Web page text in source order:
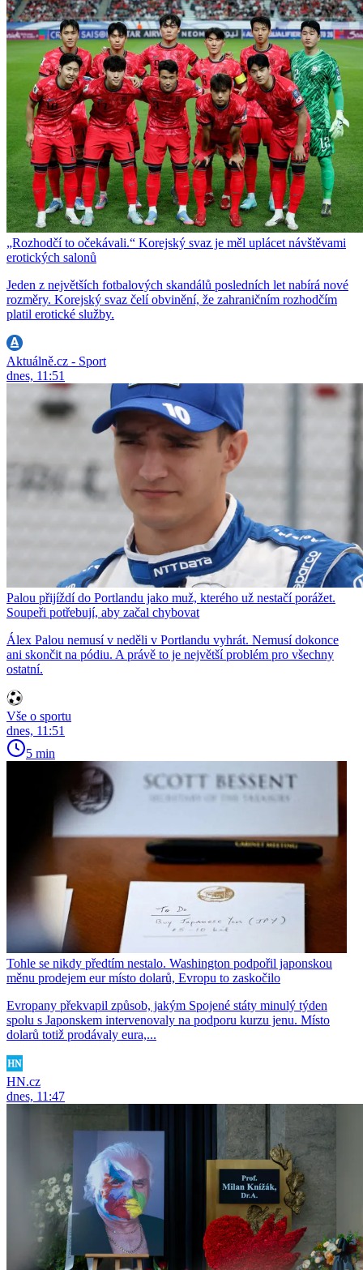
„Rozhodčí to očekávali.“ Korejský svaz je měl uplácet návštěvami
erotických salonů
Jeden z největších fotbalových skandálů posledních let nabírá nové
rozměry. Korejský svaz čelí obvinění, že zahraničním rozhodčím
platil erotické služby.
Aktuálně.cz - Sport
dnes, 11:51
Palou přijíždí do Portlandu jako muž, kterého už nestačí porážet.
Soupeři potřebují, aby začal chybovat
Álex Palou nemusí v neděli v Portlandu vyhrát. Nemusí dokonce
ani skončit na pódiu. A právě to je největší problém pro všechny
ostatní.
Vše o sportu
dnes, 11:51
5 min
Tohle se nikdy předtím nestalo. Washington podpořil japonskou
měnu prodejem eur místo dolarů, Evropu to zaskočilo
Evropany překvapil způsob, jakým Spojené státy minulý týden
spolu s Japonskem intervenovaly na podporu kurzu jenu. Místo
dolarů totiž prodávaly eura,...
HN.cz
dnes, 11:47